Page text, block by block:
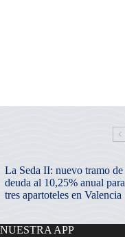
La Seda II: nuevo tramo de
deuda al 10,25% anual para
tres apartoteles en Valencia
APP